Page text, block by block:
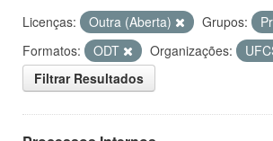
Licenças: Outra (Aberta) Grupos:
Formatos:
ODT Organizações:
Filtrar Resultados